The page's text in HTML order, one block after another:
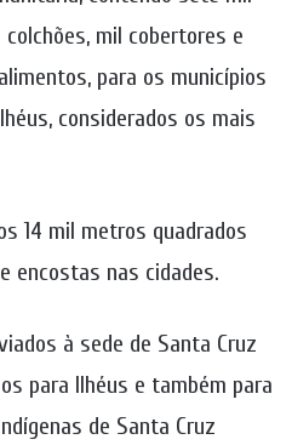
mil cobertores e
para os municípios
considerados os mais
14 mil metros quadrados
encostas nas cidades.
à sede de Santa Cruz
para Ilhéus e também para
de Santa Cruz